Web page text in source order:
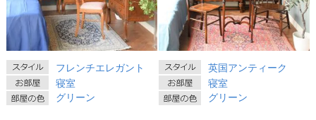
フレンチエレガント
寝室
グリーン
英国アンティーク
寝室
グリーン